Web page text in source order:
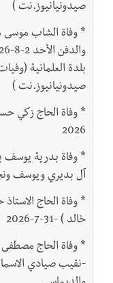
صيدونيانيوز.نت )
* وفاة الشاب
بلدة العلمانية
صيدونيانيوز.نت )
*
2026
*
آل بديري ويوسف
* وفاة الحاج
خالد ) -31-7-2026
*
-نقيب صيادي